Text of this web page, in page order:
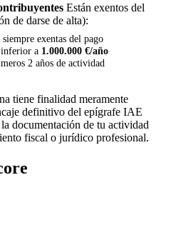
Están exentos del
de darse de alta):
exentas del pago
inferior a 1.000.000 €/año
2 años de actividad
tiene finalidad meramente
definitivo del epígrafe IAE
documentación de tu actividad
fiscal o jurídico profesional.